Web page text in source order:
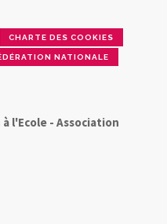
CHARTE DES COOKIES
NATIONALE
l'Ecole - Association